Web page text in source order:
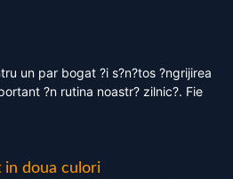
un par bogat ?i s?n?tos ?ngrijirea
?n rutina noastr? zilnic?. Fie
in doua culori